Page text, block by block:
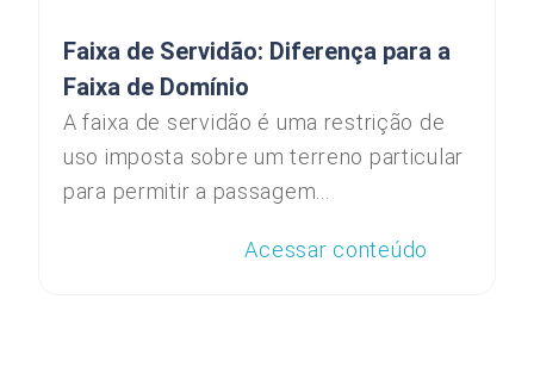
Faixa de Servidão: Diferença para a
Faixa de Domínio
A faixa de servidão é uma restrição de
uso imposta sobre um terreno particular
para permitir a passagem...
Acessar conteúdo